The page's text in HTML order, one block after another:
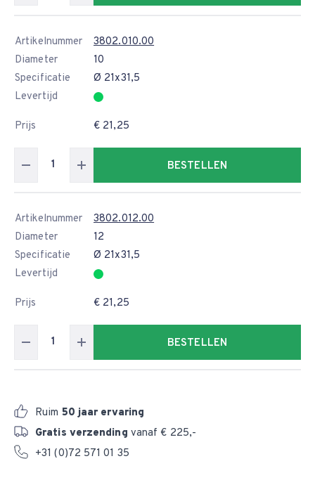
Artikelnummer
3802.010.00
Diameter
10
Specificatie
Ø 21x31,5
Levertijd
Prijs € 21,25
BESTELLEN
Artikelnummer
3802.012.00
Diameter
12
Specificatie
Ø 21x31,5
Levertijd
Prijs € 21,25
BESTELLEN
Ruim 50 jaar ervaring
Gratis verzending vanaf € 225,-
+31 (0)72 571 01 35